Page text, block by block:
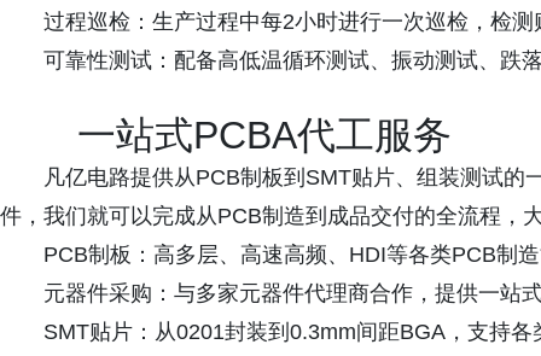
过程巡检：生产过程中每2小时进行一次巡检，检
可靠性测试：配备高低温循环测试、振动测试、跌
一站式PCBA代工服务
凡亿电路提供从PCB制板到SMT贴片、组装测试的
件，我们就可以完成从PCB制造到成品交付的全流程，
PCB制板：高多层、高速高频、HDI等各类PCB制
元器件采购：与多家元器件代理商合作，提供一站
SMT贴片：从0201封装到0.3mm间距BGA，支持各